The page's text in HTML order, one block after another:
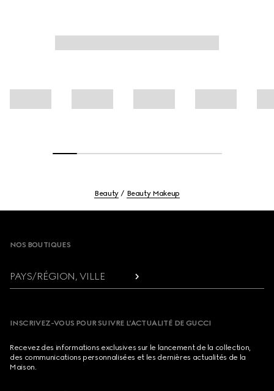
Beauty Beauty Makeup
NOS BOUTIQUES
PAYS/RÉGION, VILLE
INSCRIVEZ-VOUS POUR SUIVRE L’ACTUALITÉ DE GUCCI
Recevez des informations exclusives sur le lancement de la collection,
des communications personnalisées et les dernières actualités de la
Maison.